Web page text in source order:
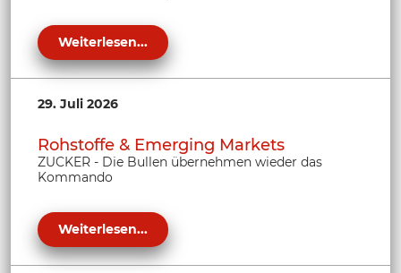
Weiterlesen...
29. Juli 2026
Rohstoffe & Emerging Markets
ZUCKER - Die Bullen übernehmen wieder das
Kommando
Weiterlesen...